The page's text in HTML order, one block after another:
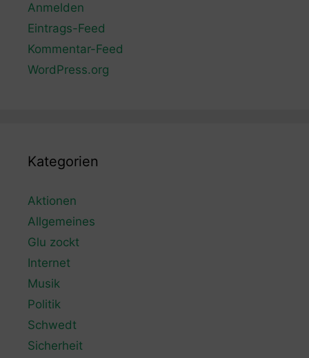
Anmelden
Eintrags-Feed
Kommentar-Feed
WordPress.org
Kategorien
Aktionen
Allgemeines
Glu zockt
Internet
Musik
Politik
Schwedt
Sicherheit